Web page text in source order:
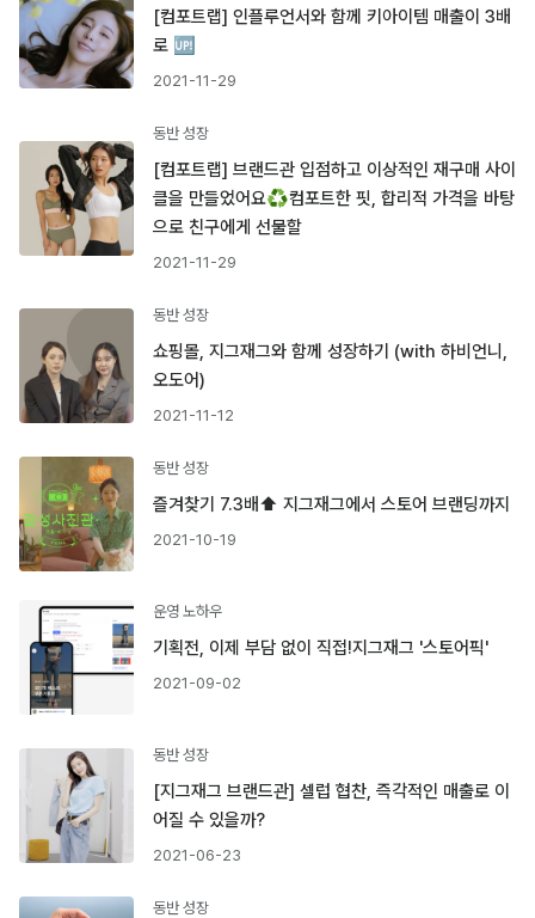
[컴포트랩] 인플루언서와 함께 키아이템 매출이 3배
로 🆙
2021-11-29
동반 성장
[컴포트랩] 브랜드관 입점하고 이상적인 재구매 사이
클을 만들었어요♻️컴포트한 핏, 합리적 가격을 바탕
으로 친구에게 선물할
2021-11-29
동반 성장
쇼핑몰, 지그재그와 함께 성장하기 (with 하비언니,
오도어)
2021-11-12
동반 성장
즐겨찾기 7.3배⬆️ 지그재그에서 스토어 브랜딩까지
2021-10-19
운영 노하우
기획전, 이제 부담 없이 직접!지그재그 '스토어픽'
2021-09-02
동반 성장
[지그재그 브랜드관] 셀럽 협찬, 즉각적인 매출로 이
어질 수 있을까?
2021-06-23
동반 성장